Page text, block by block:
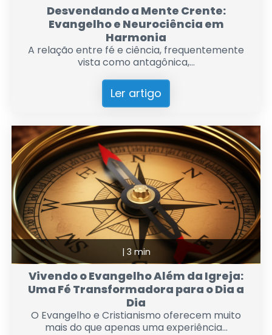
Desvendando a Mente Crente:
Evangelho e Neurociência em
Harmonia
A relação entre fé e ciência, frequentemente
vista como antagônica,...
Ler artigo
| 3 min
Vivendo o Evangelho Além da Igreja:
Uma Fé Transformadora para o Dia a
Dia
O Evangelho e Cristianismo oferecem muito
mais do que apenas uma experiência...